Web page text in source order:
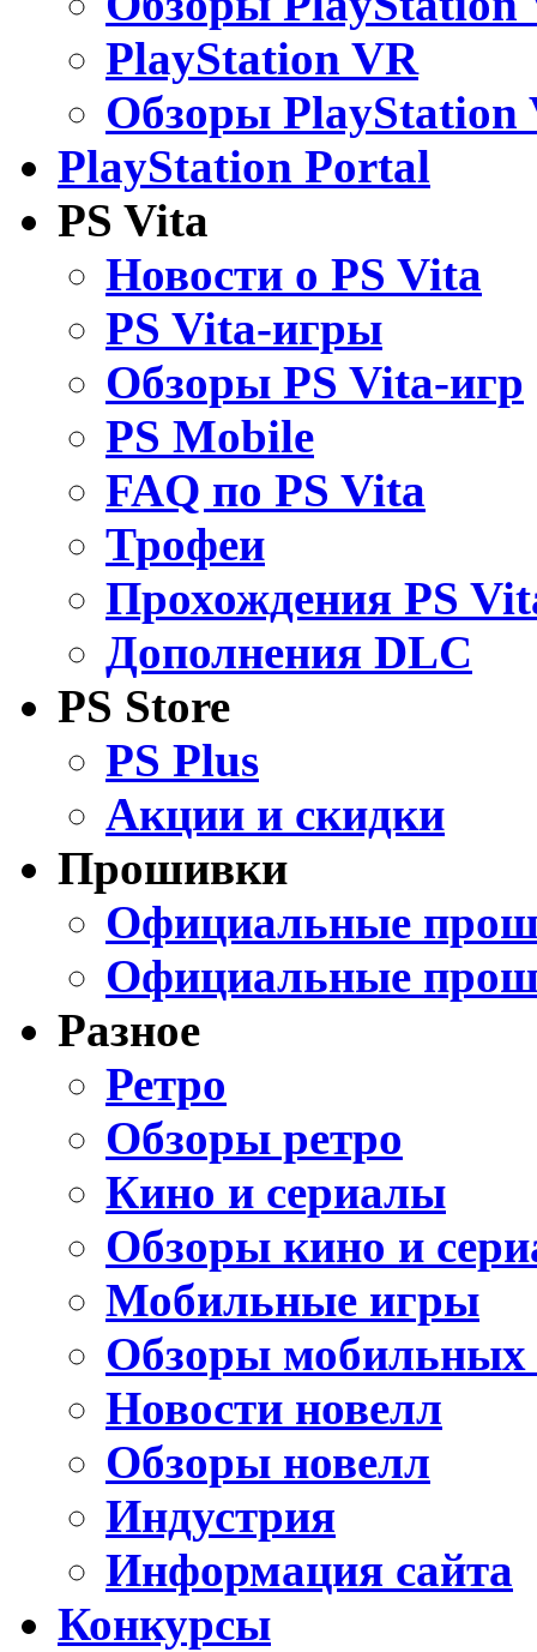
PlayStation VR
Обзоры PlayStation
PlayStation Portal
PS Vita
Новости о PS Vita
PS Vita-игры
Обзоры PS Vita-игр
PS Mobile
FAQ по PS Vita
Трофеи
Прохождения PS
Дополнения DLC
PS Store
PS Plus
Акции и скидки
Прошивки
Официальные
Официальные
Разное
Ретро
Обзоры ретро
Кино и сериалы
Обзоры кино и
Мобильные игры
Обзоры мобильных
Новости новелл
Обзоры новелл
Индустрия
Информация сайта
Конкурсы